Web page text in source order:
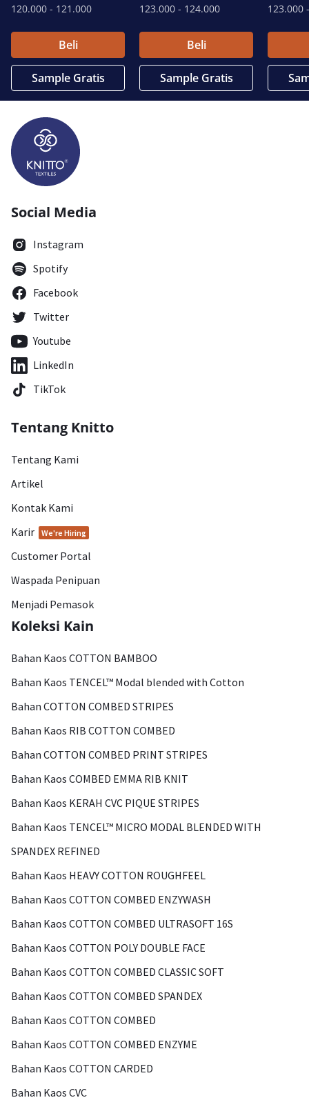
120.000 - 121.000
Beli
Sample Gratis
123.000 - 124.000
Beli
Sample Gratis
123.000
Social Media
Instagram
Spotify
Facebook
Twitter
Youtube
LinkedIn
TikTok
Tentang Knitto
Tentang Kami
Artikel
Kontak Kami
Karir
We're Hiring
Customer Portal
Waspada Penipuan
Menjadi Pemasok
Koleksi Kain
Bahan Kaos COTTON BAMBOO
Bahan Kaos TENCEL™ Modal blended with Cotton
Bahan COTTON COMBED STRIPES
Bahan Kaos RIB COTTON COMBED
Bahan COTTON COMBED PRINT STRIPES
Bahan Kaos COMBED EMMA RIB KNIT
Bahan Kaos KERAH CVC PIQUE STRIPES
Bahan Kaos TENCEL™ MICRO MODAL BLENDED WITH
SPANDEX REFINED
Bahan Kaos HEAVY COTTON ROUGHFEEL
Bahan Kaos COTTON COMBED ENZYWASH
Bahan Kaos COTTON COMBED ULTRASOFT 16S
Bahan Kaos COTTON POLY DOUBLE FACE
Bahan Kaos COTTON COMBED CLASSIC SOFT
Bahan Kaos COTTON COMBED SPANDEX
Bahan Kaos COTTON COMBED
Bahan Kaos COTTON COMBED ENZYME
Bahan Kaos COTTON CARDED
Bahan Kaos CVC